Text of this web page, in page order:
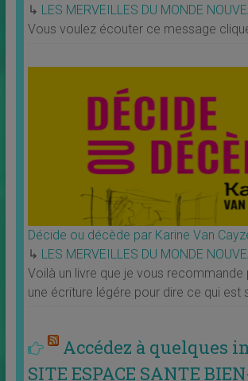
↳ LES MERVEILLES DU MONDE
Vous voulez écouter ce message
Décide ou décède par Karine Van
↳ LES MERVEILLES DU MONDE
Voilà un livre que je vous recommande
une écriture légére pour dire ce qui est
Accédez à quelques
SITE ESPACE SANTE